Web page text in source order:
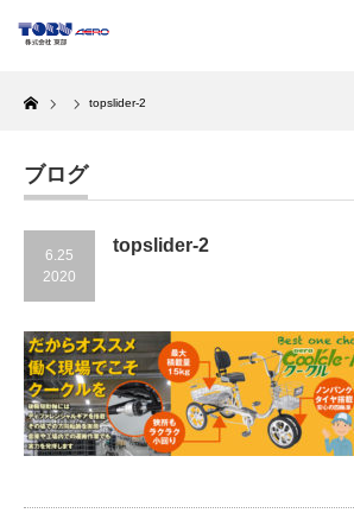
Home
topslider-2
ブログ
6.25
2020
topslider-2